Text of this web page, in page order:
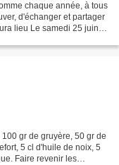
chaque année, à tous
d'échanger et partager
lieu Le samedi 25 juin
gr de gruyère, 50 gr de
5 cl d'huile de noix, 5
Faire revenir les